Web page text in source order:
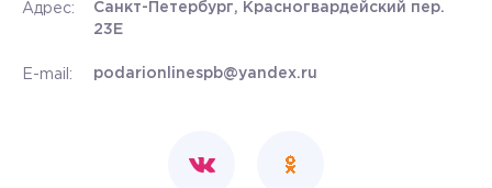
Адрес:
Санкт-Петербург, Красногвардейский пер.
23Е
E-mail: podarionlinespb@yandex.ru